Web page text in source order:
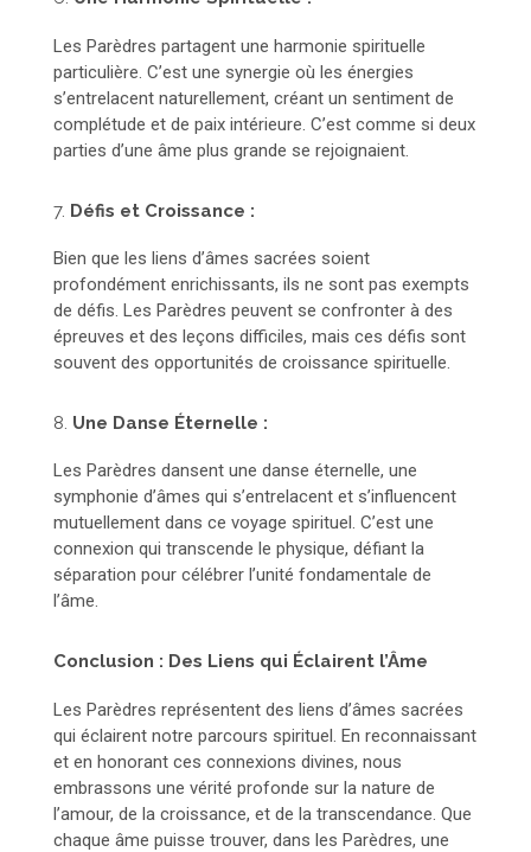
Les Parèdres partagent une harmonie spirituelle
particulière. C’est une synergie où les énergies
s’entrelacent naturellement, créant un sentiment de
complétude et de paix intérieure. C’est comme si deux
parties d’une âme plus grande se rejoignaient.
7. Défis et Croissance :
Bien que les liens d’âmes sacrées soient
profondément enrichissants, ils ne sont pas exempts
de défis. Les Parèdres peuvent se confronter à des
épreuves et des leçons difficiles, mais ces défis sont
souvent des opportunités de croissance spirituelle.
8. Une Danse Éternelle :
Les Parèdres dansent une danse éternelle, une
symphonie d’âmes qui s’entrelacent et s’influencent
mutuellement dans ce voyage spirituel. C’est une
connexion qui transcende le physique, défiant la
séparation pour célébrer l’unité fondamentale de
l’âme.
Conclusion : Des Liens qui Éclairent l’Âme
Les Parèdres représentent des liens d’âmes sacrées
qui éclairent notre parcours spirituel. En reconnaissant
et en honorant ces connexions divines, nous
embrassons une vérité profonde sur la nature de
l’amour, de la croissance, et de la transcendance. Que
chaque âme puisse trouver, dans les Parèdres, une